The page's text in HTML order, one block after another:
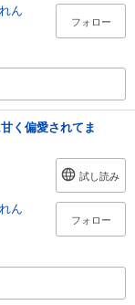
ん
フォロー
く偏愛されてま
ん
試し読み
フォロー